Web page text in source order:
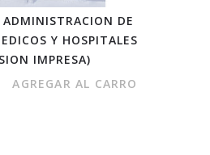
ADMINISTRACION DE
Y HOSPITALES
IMPRESA)
AGREGAR AL CARRO